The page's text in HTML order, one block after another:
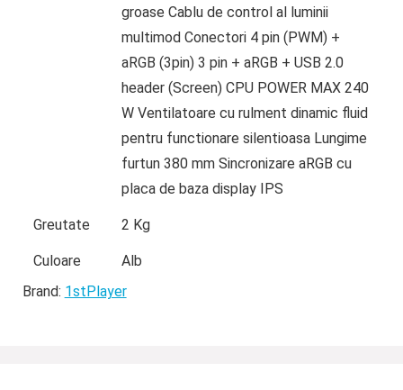
groase Cablu de control al luminii
multimod Conectori 4 pin (PWM) +
aRGB (3pin) 3 pin + aRGB + USB 2.0
header (Screen) CPU POWER MAX 240
W Ventilatoare cu rulment dinamic fluid
pentru functionare silentioasa Lungime
furtun 380 mm Sincronizare aRGB cu
placa de baza display IPS
Greutate 2 Kg
Culoare
Alb
Brand: 1stPlayer